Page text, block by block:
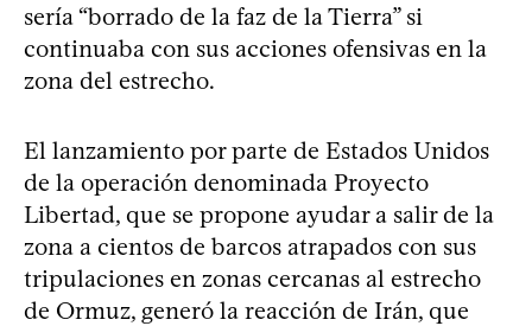
sería “borrado de la faz de la Tierra” si
continuaba con sus acciones ofensivas en la
zona del estrecho.
El lanzamiento por parte de Estados Unidos
de la operación denominada Proyecto
Libertad, que se propone ayudar a salir de la
zona a cientos de barcos atrapados con sus
tripulaciones en zonas cercanas al estrecho
de Ormuz, generó la reacción de Irán, que